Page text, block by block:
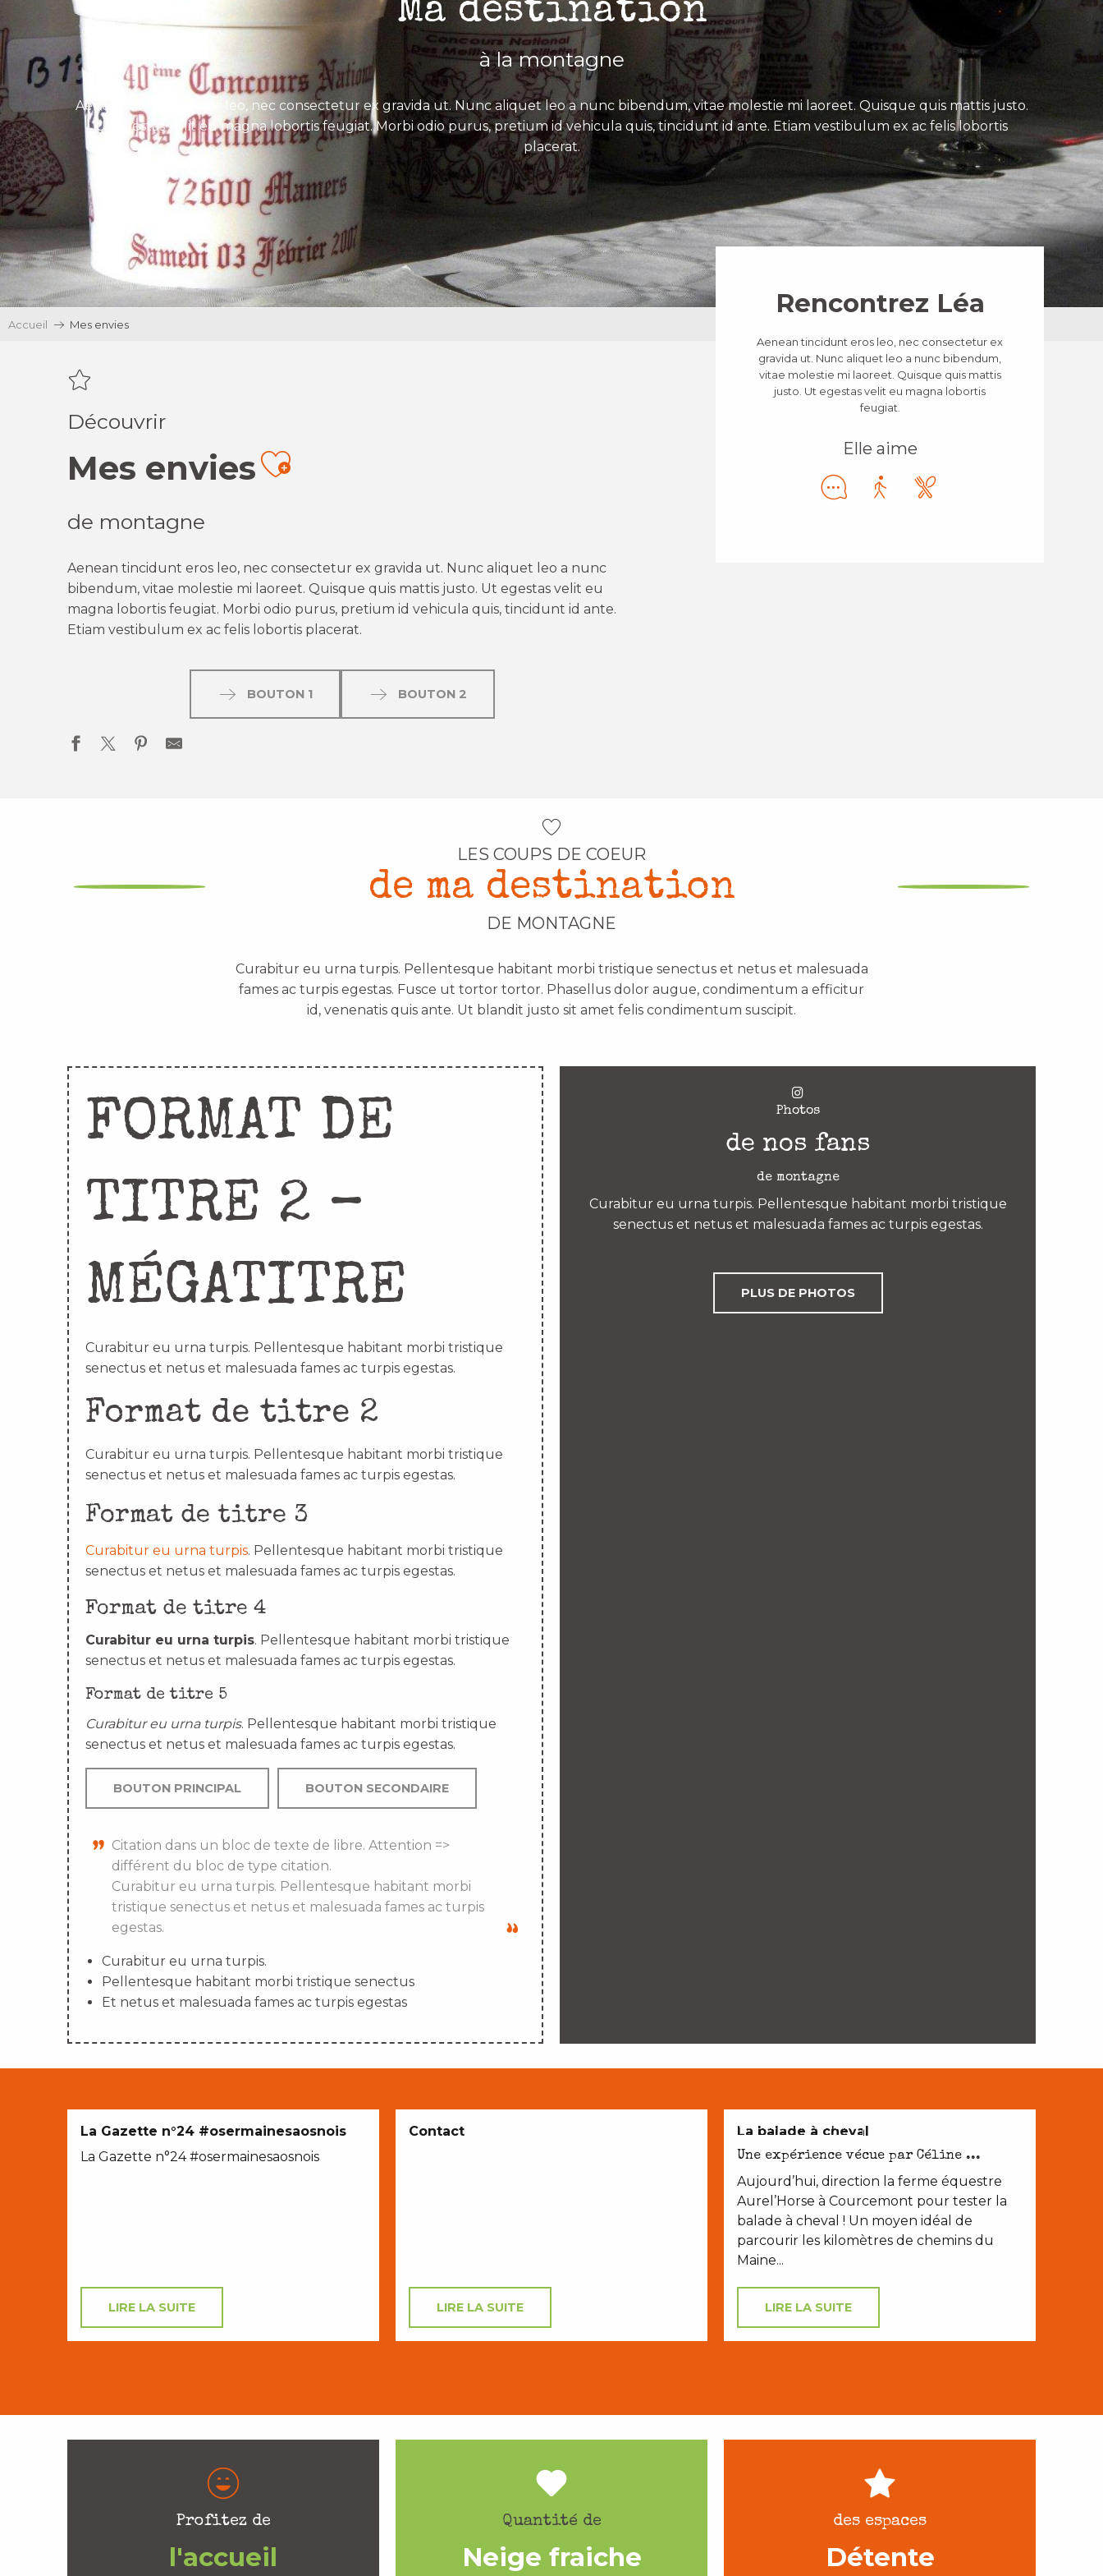
Ma destination
à la montagne
Aenean tincidunt eros leo, nec consectetur ex gravida ut. Nunc aliquet leo a nunc bibendum, vitae molestie mi laoreet. Quisque quis mattis justo.
Ut egestas velit eu magna lobortis feugiat. Morbi odio purus, pretium id vehicula quis, tincidunt id ante. Etiam vestibulum ex ac felis lobortis
placerat.
Accueil Mes envies
Découvrir
Mes enviesAjouter aux favoris
de montagne
Aenean tincidunt eros leo, nec consectetur ex gravida ut. Nunc aliquet leo a nunc
bibendum, vitae molestie mi laoreet. Quisque quis mattis justo. Ut egestas velit eu
magna lobortis feugiat. Morbi odio purus, pretium id vehicula quis, tincidunt id ante.
Etiam vestibulum ex ac felis lobortis placerat.
BOUTON 1 BOUTON 2
Rencontrez Léa
Aenean tincidunt eros leo, nec consectetur ex
gravida ut. Nunc aliquet leo a nunc bibendum,
vitae molestie mi laoreet. Quisque quis mattis
justo. Ut egestas velit eu magna lobortis
feugiat.
Elle aime
LES COUPS DE COEUR
de ma destination
DE MONTAGNE
Curabitur eu urna turpis. Pellentesque habitant morbi tristique senectus et netus et malesuada
fames ac turpis egestas. Fusce ut tortor tortor. Phasellus dolor augue, condimentum a efficitur
id, venenatis quis ante. Ut blandit justo sit amet felis condimentum suscipit.
FORMAT DE
TITRE 2 –
MÉGATITRE
Curabitur eu urna turpis. Pellentesque habitant morbi tristique
senectus et netus et malesuada fames ac turpis egestas.
Format de titre 2
Curabitur eu urna turpis. Pellentesque habitant morbi tristique
senectus et netus et malesuada fames ac turpis egestas.
Format de titre 3
Curabitur eu urna turpis. Pellentesque habitant morbi tristique
senectus et netus et malesuada fames ac turpis egestas.
Format de titre 4
Curabitur eu urna turpis. Pellentesque habitant morbi tristique
senectus et netus et malesuada fames ac turpis egestas.
Format de titre 5
Curabitur eu urna turpis. Pellentesque habitant morbi tristique
senectus et netus et malesuada fames ac turpis egestas.
BOUTON PRINCIPAL BOUTON SECONDAIRE
Citation dans un bloc de texte de libre. Attention =>
différent du bloc de type citation.
Curabitur eu urna turpis. Pellentesque habitant morbi
tristique senectus et netus et malesuada fames ac turpis
egestas.
Curabitur eu urna turpis.
Pellentesque habitant morbi tristique senectus
Et netus et malesuada fames ac turpis egestas
Photos
de nos fans
de montagne
Curabitur eu urna turpis. Pellentesque habitant morbi tristique
senectus et netus et malesuada fames ac turpis egestas.
PLUS DE PHOTOS
La Gazette n°24 #osermainesaosnois
La Gazette n°24 #osermainesaosnois
LIRE LA SUITE
Contact
LIRE LA SUITE
NATURE ET PATRIMOINE
La balade à cheval
Une expérience vécue par Céline ...
Aujourd’hui, direction la ferme équestre
Aurel’Horse à Courcemont pour tester la
balade à cheval ! Un moyen idéal de
parcourir les kilomètres de chemins du
Maine...
LIRE LA SUITE
Profitez de
l'accueil
Quantité de
Neige fraiche
des espaces
Détente